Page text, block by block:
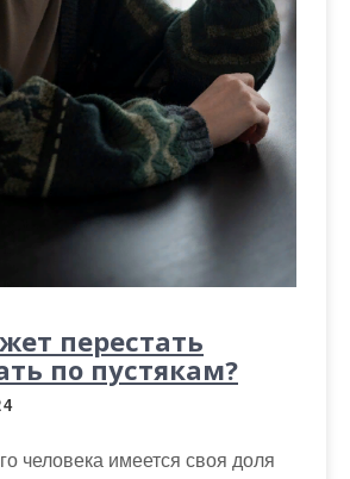
перестать
по пустякам?
человека имеется своя доля